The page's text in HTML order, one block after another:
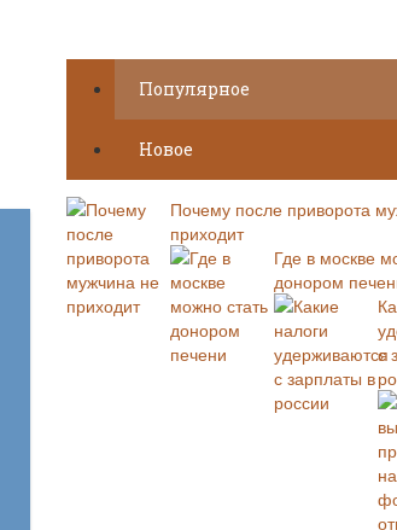
Популярное
Новое
Почему после приворота
приходит
Где в москве
донором
с